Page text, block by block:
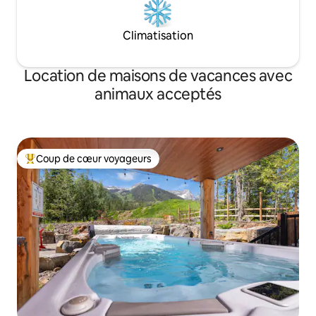
Climatisation
Location de maisons de vacances avec
animaux acceptés
Coups de cœur voyageurs les plus appréciés
Coup de cœur voyageurs